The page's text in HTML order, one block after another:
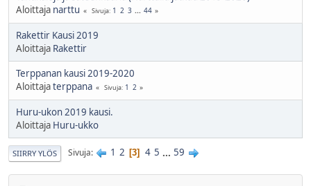
Aloittaja narttu Sivuja 1 2 3 ... 44
Rakettir Kausi 2019
Aloittaja Rakettir
Terppanan kausi 2019-2020
Aloittajaterppana Sivuja 1 2
Huru-ukon 2019 kausi.
Aloittaja Huru-ukko
SIIRRY YLÖS Sivuja 1 2 3 4 5 ... 59